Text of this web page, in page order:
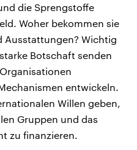
die Sprengstoffe
Woher bekommen sie
Ausstattungen? Wichtig
Botschaft senden
entwickeln.
Willen geben,
Gruppen und das
zu finanzieren.